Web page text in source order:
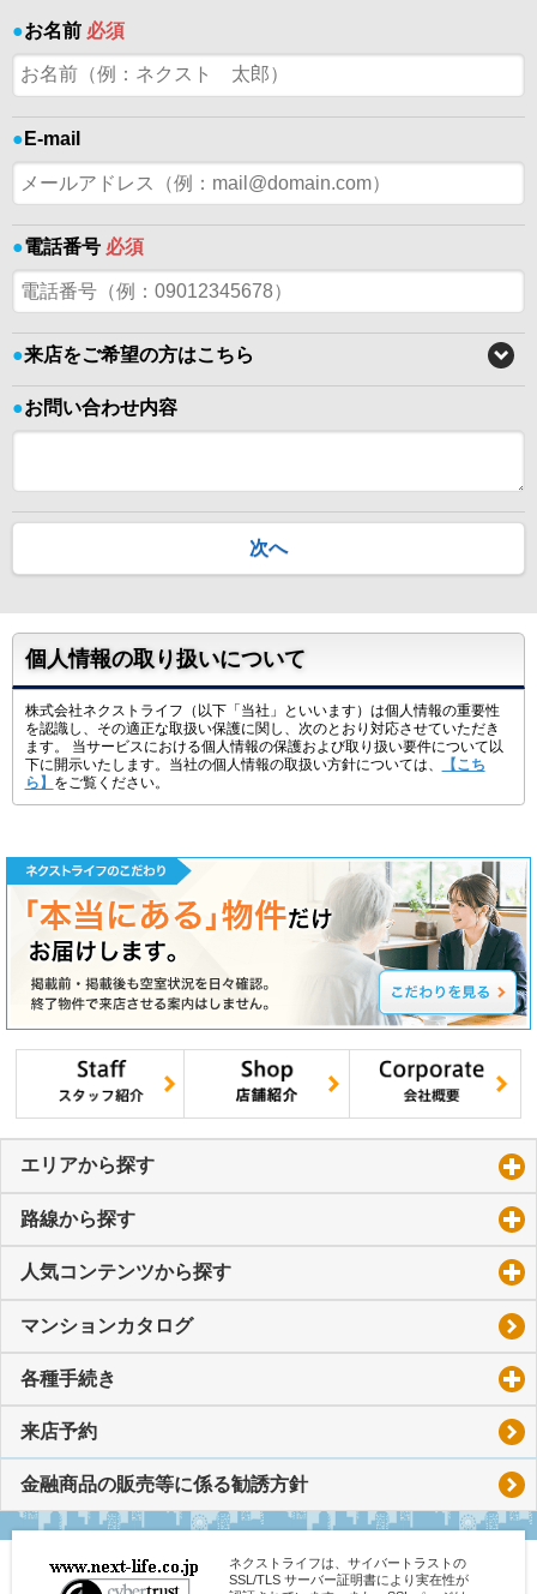
●お名前 必須
● E-mail
●電話番号 必須
●来店をご希望の方はこちら
●お問い合わせ内容
次へ
個人情報の取り扱いについて
株式会社ネクストライフ（以下「当社」といいます）は個人情報の重要性
を認識し、その適正な取扱い保護に関し、次のとおり対応させていただき
ます。 当サービスにおける個人情報の保護および取り扱い要件について以
下に開示いたします。当社の個人情報の取扱い方針については、
【こち
ら】
をご覧ください。
エリアから探す
路線から探す
人気コンテンツから探す
マンションカタログ
各種手続き
来店予約
金融商品の販売等に係る勧誘方針
ネクストライフは、サイバートラストの
SSL/TLS サーバー証明書により実在性が